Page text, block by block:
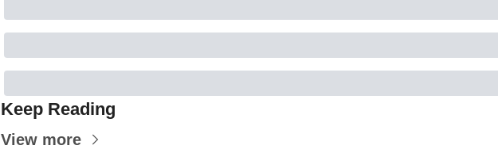
Keep Reading
View more